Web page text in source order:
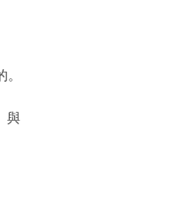
與